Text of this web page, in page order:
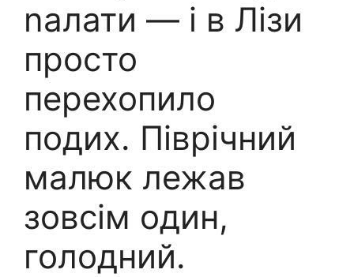
nалати — і в Лізи
просто
перехопило
подих. Піврічний
малюк лежав
зовсім один,
голодний.